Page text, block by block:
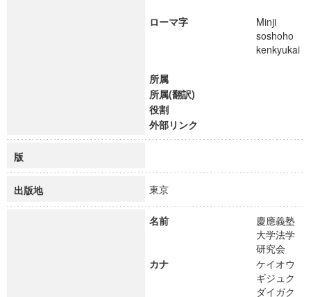
ローマ字
Minji
soshoho
kenkyukai
所属
所属(翻訳)
役割
外部リンク
版
出版地 東京
名前
慶應義塾
大学法学
研究会
カナ
ケイオウ
ギジュク
ダイガク